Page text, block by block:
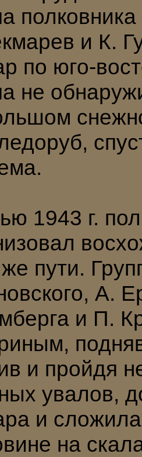
и К.
по юго-
не
1943 г.
пути.
А.
и П.
и пройдя
увалов,
и
на